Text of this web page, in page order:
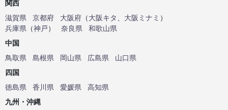
関西
滋賀県
京都府 大阪府 （大阪キタ 大阪ミナミ ）
兵庫県 （神戸） 奈良県
和歌山県
中国
鳥取県
島根県 岡山県 広島県
山口県
四国
徳島県
香川県 愛媛県
高知県
九州・沖縄